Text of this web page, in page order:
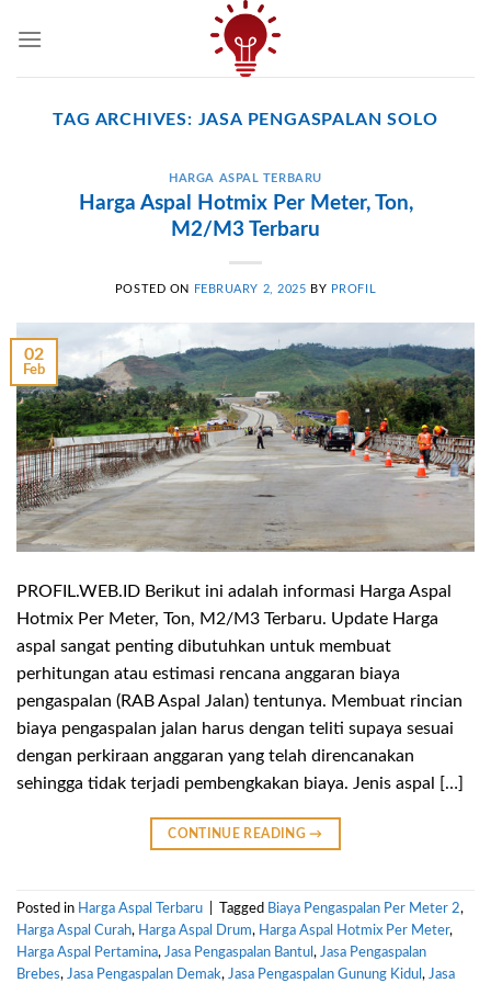
TAG ARCHIVES: JASA PENGASPALAN SOLO
HARGA ASPAL TERBARU
Harga Aspal Hotmix Per Meter, Ton,
M2/M3 Terbaru
POSTED ON FEBRUARY 2, 2025 BY PROFIL
02
Feb
PROFIL.WEB.ID Berikut ini adalah informasi Harga Aspal
Hotmix Per Meter, Ton, M2/M3 Terbaru. Update Harga
aspal sangat penting dibutuhkan untuk membuat
perhitungan atau estimasi rencana anggaran biaya
pengaspalan (RAB Aspal Jalan) tentunya. Membuat rincian
biaya pengaspalan jalan harus dengan teliti supaya sesuai
dengan perkiraan anggaran yang telah direncanakan
sehingga tidak terjadi pembengkakan biaya. Jenis aspal […]
CONTINUE READING→
Posted in Harga Aspal Terbaru Tagged Biaya Pengaspalan Per Meter 2,
Harga Aspal Curah, Harga Aspal Drum, Harga Aspal Hotmix Per Meter,
Harga Aspal Pertamina, Jasa Pengaspalan Bantul , Jasa Pengaspalan
Brebes, Jasa Pengaspalan Demak, Jasa Pengaspalan Gunung Kidul , Jasa